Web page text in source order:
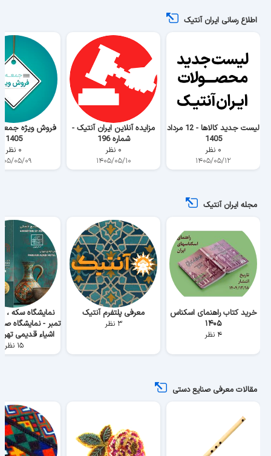
1405
۰ نظر
۱۴۰۵/۰۵/۱۲
مزایده آنلاین ایران آنتیک -
شماره 196
۰ نظر
۱۴۰۵/۰۵/۱۰
1405
۰ نظر
۱۴۰۵/۰۵/
خرید کتاب راهنمای اسکناس
۱۴۰۵
۴ نظر
معرفی پلتفرم آنتیک
۳ نظر
نمایشگاه سکه
تمبر - نمایشگاه
اشیاء قدیمی تهران